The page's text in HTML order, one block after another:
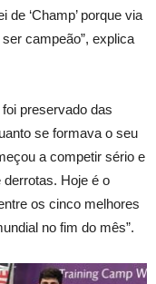
‘Champ’ porque via
campeão”, explica
preservado das
se formava o seu
a competir sério e
Hoje é o
os cinco melhores
no fim do mês”.